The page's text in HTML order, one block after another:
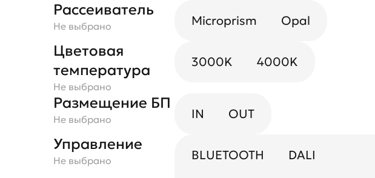
Рассеиватель
Не выбрано Microprism Opal
Цветовая
температура
Не выбрано
3000K 4000K
Размещение БП
Не выбрано IN OUT
Управление
Не выбрано BLUETOOTH
DALI